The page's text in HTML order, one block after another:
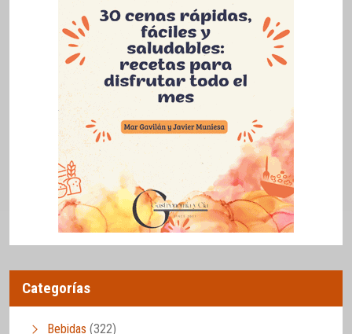
Categorías
Bebidas (322)